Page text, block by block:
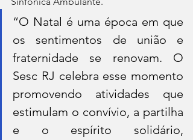
“O Natal é uma época em que
os sentimentos de união e
fraternidade se renovam. O
Sesc RJ celebra esse momento
promovendo atividades que
estimulam o convívio, a partilha
e o espírito solidário,